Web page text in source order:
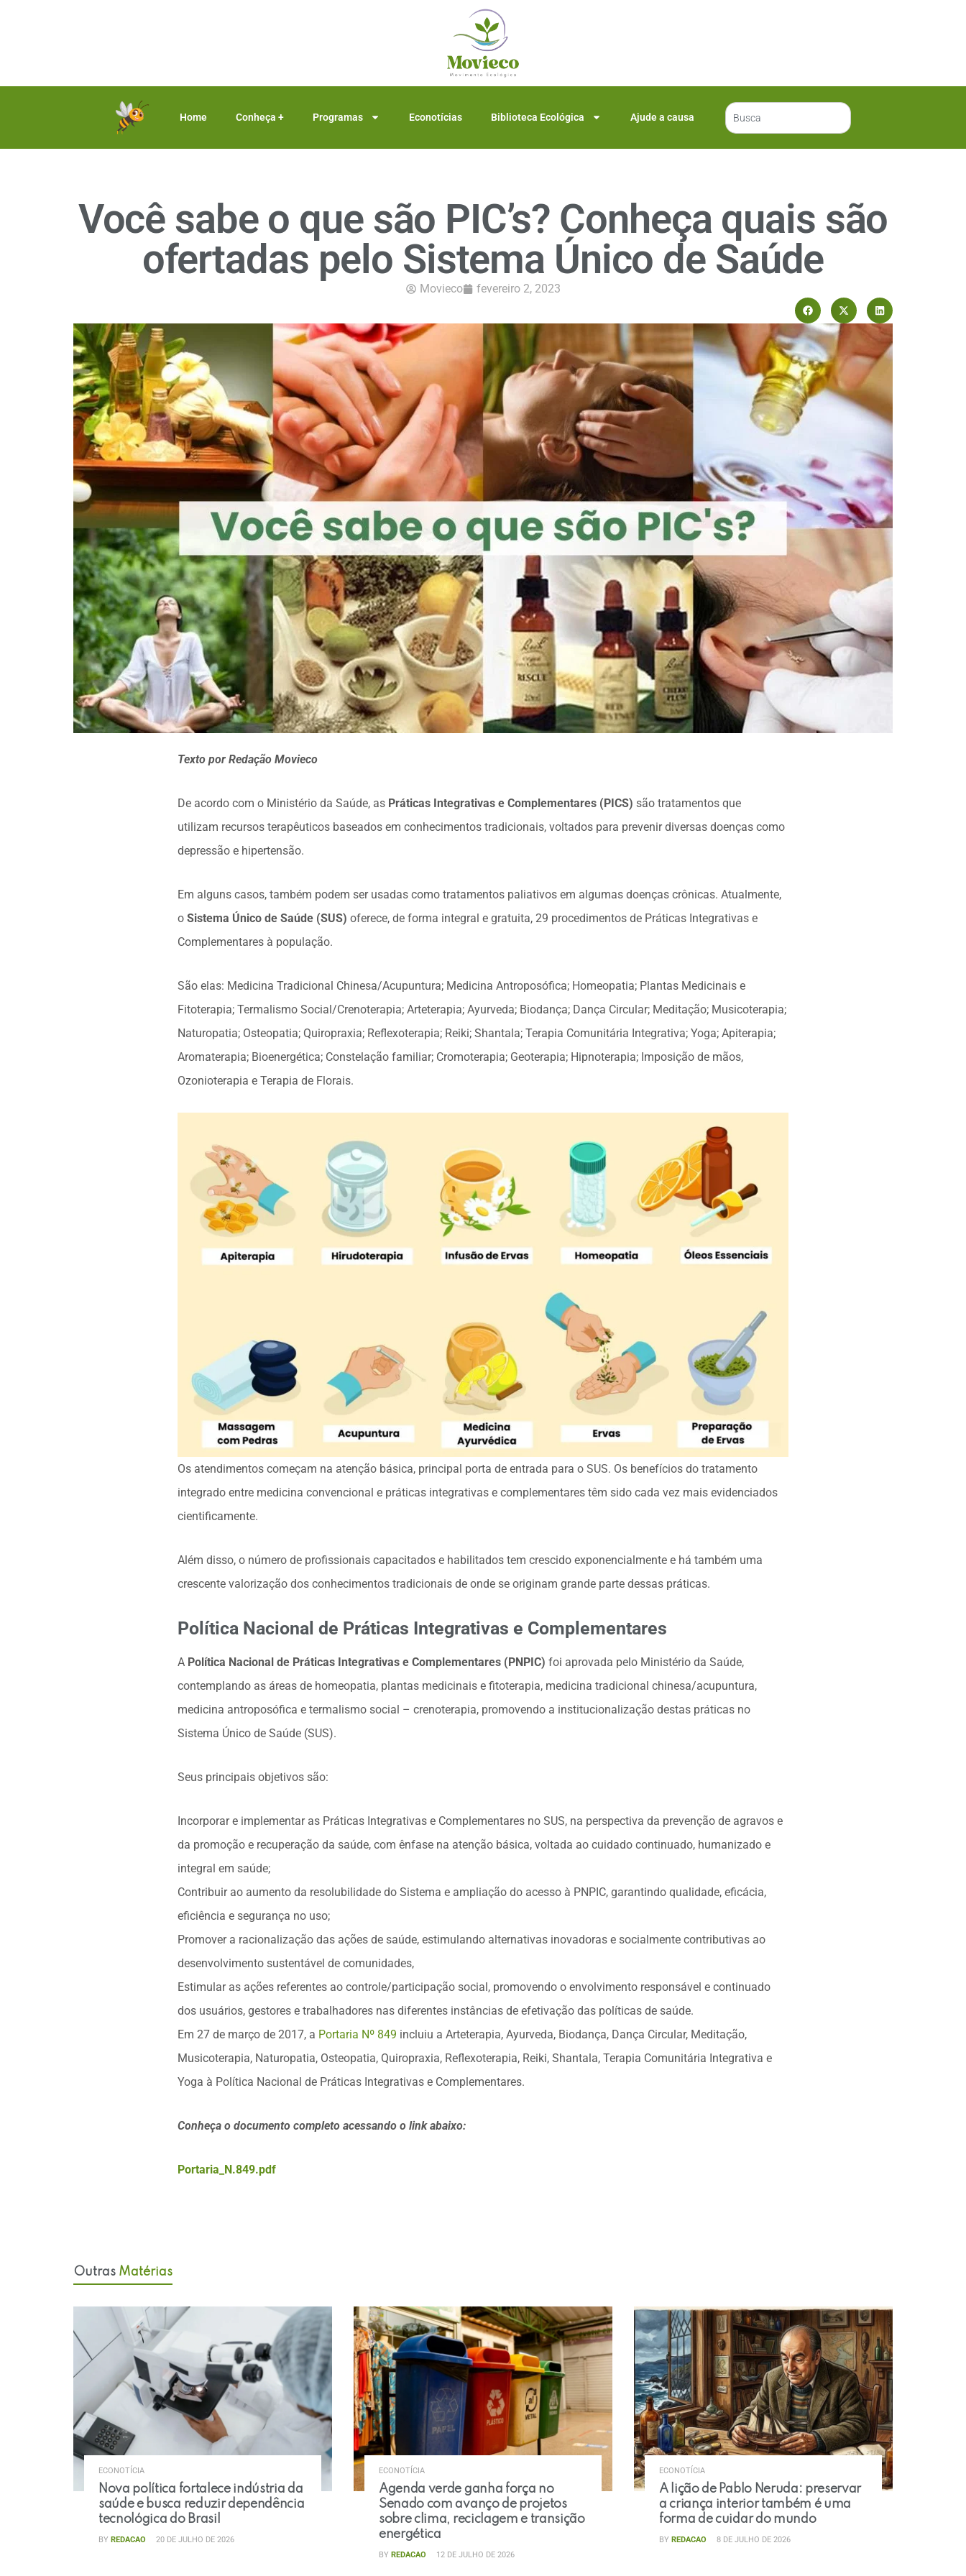
Home Conheça + Programas Econotícias Biblioteca Ecológica Ajude a causa
Você sabe o que são PIC’s? Conheça quais são
ofertadas pelo Sistema Único de Saúde
Movieco fevereiro 2, 2023
Texto por Redação Movieco
De acordo com o Ministério da Saúde, as Práticas Integrativas e Complementares (PICS) são tratamentos que
utilizam recursos terapêuticos baseados em conhecimentos tradicionais, voltados para prevenir diversas doenças como
depressão e hipertensão.
Em alguns casos, também podem ser usadas como tratamentos paliativos em algumas doenças crônicas. Atualmente,
o Sistema Único de Saúde (SUS) oferece, de forma integral e gratuita, 29 procedimentos de Práticas Integrativas e
Complementares à população.
São elas: Medicina Tradicional Chinesa/Acupuntura; Medicina Antroposófica; Homeopatia; Plantas Medicinais e
Fitoterapia; Termalismo Social/Crenoterapia; Arteterapia; Ayurveda; Biodança; Dança Circular; Meditação; Musicoterapia;
Naturopatia; Osteopatia; Quiropraxia; Reflexoterapia; Reiki; Shantala; Terapia Comunitária Integrativa; Yoga; Apiterapia;
Aromaterapia; Bioenergética; Constelação familiar; Cromoterapia; Geoterapia; Hipnoterapia; Imposição de mãos,
Ozonioterapia e Terapia de Florais.
Os atendimentos começam na atenção básica, principal porta de entrada para o SUS. Os benefícios do tratamento
integrado entre medicina convencional e práticas integrativas e complementares têm sido cada vez mais evidenciados
cientificamente.
Além disso, o número de profissionais capacitados e habilitados tem crescido exponencialmente e há também uma
crescente valorização dos conhecimentos tradicionais de onde se originam grande parte dessas práticas.
Política Nacional de Práticas Integrativas e Complementares
A Política Nacional de Práticas Integrativas e Complementares (PNPIC) foi aprovada pelo Ministério da Saúde,
contemplando as áreas de homeopatia, plantas medicinais e fitoterapia, medicina tradicional chinesa/acupuntura,
medicina antroposófica e termalismo social – crenoterapia, promovendo a institucionalização destas práticas no
Sistema Único de Saúde (SUS).
Seus principais objetivos são:
Incorporar e implementar as Práticas Integrativas e Complementares no SUS, na perspectiva da prevenção de agravos e
da promoção e recuperação da saúde, com ênfase na atenção básica, voltada ao cuidado continuado, humanizado e
integral em saúde;
Contribuir ao aumento da resolubilidade do Sistema e ampliação do acesso à PNPIC, garantindo qualidade, eficácia,
eficiência e segurança no uso;
Promover a racionalização das ações de saúde, estimulando alternativas inovadoras e socialmente contributivas ao
desenvolvimento sustentável de comunidades,
Estimular as ações referentes ao controle/participação social, promovendo o envolvimento responsável e continuado
dos usuários, gestores e trabalhadores nas diferentes instâncias de efetivação das políticas de saúde.
Em 27 de março de 2017, a Portaria Nº 849 incluiu a Arteterapia, Ayurveda, Biodança, Dança Circular, Meditação,
Musicoterapia, Naturopatia, Osteopatia, Quiropraxia, Reflexoterapia, Reiki, Shantala, Terapia Comunitária Integrativa e
Yoga à Política Nacional de Práticas Integrativas e Complementares.
Conheça o documento completo acessando o link abaixo:
Portaria_N.849.pdf
Outras Matérias
ECONOTÍCIA
Nova política fortalece indústria da
saúde e busca reduzir dependência
tecnológica do Brasil
BY REDACAO 20 DE JULHO DE 2026
ECONOTÍCIA
Agenda verde ganha força no
Senado com avanço de projetos
sobre clima, reciclagem e transição
energética
BY REDACAO 12 DE JULHO DE 2026
ECONOTÍCIA
A lição de Pablo Neruda: preservar
a criança interior também é uma
forma de cuidar do mundo
BY REDACAO 8 DE JULHO DE 2026